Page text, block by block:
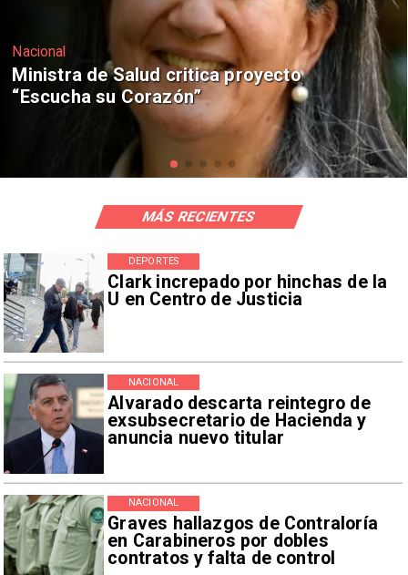
Nacional
Corte de Apelaciones rechaza
anulación de absolución de Claudio
Clark increpado por hinchas de la
U en Centro de Justicia
DEPORTES
Alvarado descarta reintegro de
exsubsecretario de Hacienda y
anuncia nuevo titular
NACIONAL
Graves hallazgos de Contraloría
en Carabineros por dobles
contratos y falta de control
NACIONAL
MÁS RECIENTES